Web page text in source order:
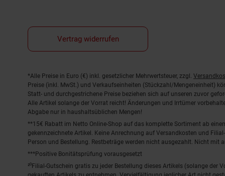
Vertrag widerrufen
Fußnoten
*Alle Preise in Euro (€) inkl. gesetzlicher Mehrwertsteuer, zzgl.
Preise (inkl. MwSt.) und Verkaufseinheiten (Stückzahl/Mengeneinheit)
Statt- und durchgestrichene Preise beziehen sich auf unseren zuvor
Alle Artikel solange der Vorrat reicht! Änderungen und Irrtümer
Abgabe nur in haushaltsüblichen Mengen!
**15€ Rabatt im Netto Online-Shop auf das komplette Sortiment ab
gekennzeichnete Artikel. Keine Anrechnung auf Versandkosten und
Person und Bestellung. Restbeträge werden nicht ausgezahlt. Nicht mit
***Positive Bonitätsprüfung vorausgesetzt
²⁰Filial-Gutschein gratis zu jeder Bestellung dieses Artikels (solange